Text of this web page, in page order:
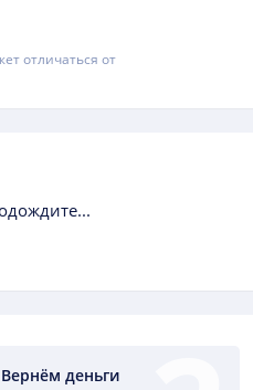
отличаться от
Вернём деньги